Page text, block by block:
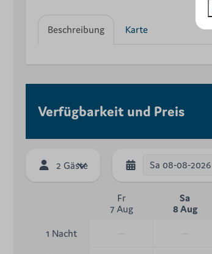
Beschreibung Karte
Verfügbarkeit und Preis
2 Gäste Sa 08-08-2026
Fr
7 Aug
Sa
8 Aug
1 Nacht